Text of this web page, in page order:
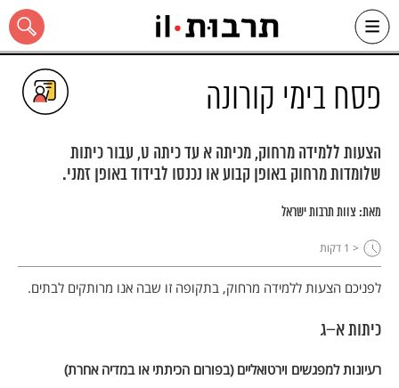
Skip
content
כל האתר
פסח בימי קורונה
הצעות ללמידה מרחוק, מכיתה א עד כיתה ט, עבור כיתות
שלומדות מרחוק באופן קבוע או נכנסו לבידוד באופן זמני.
מאת: צוות תרבות ישראל
< 1 דקות
לפניכם הצעות ללמידה מרחוק, בתקופה זו שבה אנו מרותקים לבתים.
כיתות א–ג
רעיונות למפגשים וירטואליים (בפורום הכיתתי או במדיה אחרת)